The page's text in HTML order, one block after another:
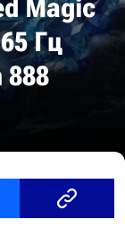
Magic
Гц
888